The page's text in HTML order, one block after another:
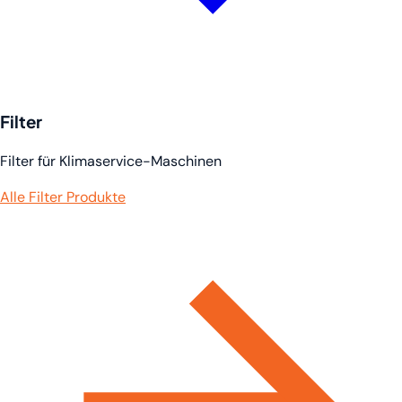
Filter
Filter für Klimaservice-Maschinen
Alle Filter Produkte